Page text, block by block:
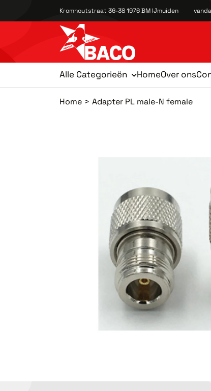
Kromhoutstraat 36-38 1976 BM IJmuiden
Alle Categorieën HomeOver ons
Home Adapter PL male-N female